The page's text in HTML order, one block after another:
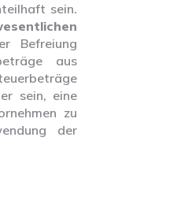
sein.
Befreiung
aus
sein, eine
zu
der